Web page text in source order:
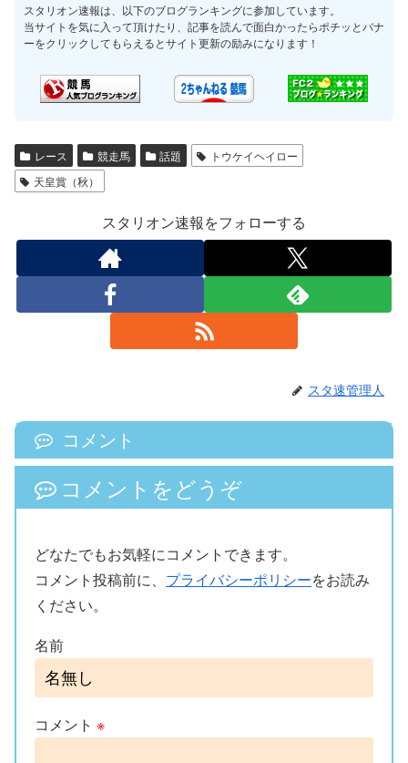
スタリオン速報は、以下のブログランキングに参加しています。
当サイトを気に入って頂けたり、記事を読んで面白かったらポチッとバナ
ーをクリックしてもらえるとサイト更新の励みになります！
レース 競走馬 話題
トウケイヘイロー
天皇賞（秋）
スタリオン速報をフォローする
スタ速管理人
コメント
コメントをどうぞ
どなたでもお気軽にコメントできます。
コメント投稿前に、 プライバシーポリシーをお読み
ください。
名前
コメント ※